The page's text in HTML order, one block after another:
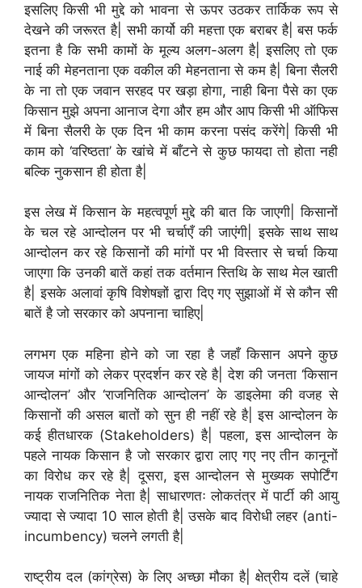
इसलिए किसी भी मुद्दे को भावना से ऊपर उठकर तार्किक रूप से
देखने की जरूरत है| सभी कार्यो की महत्ता एक बराबर है| बस फर्क
इतना है कि सभी कामों के मूल्य अलग-अलग है| इसलिए तो एक
नाई की मेहनताना एक वकील की मेहनताना से कम है| बिना सैलरी
के ना तो एक जवान सरहद पर खड़ा होगा, नाही बिना पैसे का एक
किसान मुझे अपना आनाज देगा और हम और आप किसी भी ऑफिस
में बिना सैलरी के एक दिन भी काम करना पसंद करेंगे| किसी भी
काम को ‘वरिष्ठता’ के खांचे में बाँटने से कुछ फायदा तो होता नही
बल्कि नुकसान ही होता है|
इस लेख में किसान के महत्वपूर्ण मुद्दे की बात कि जाएगी| किसानों
के चल रहे आन्दोलन पर भी चर्चाएँ की जाएंगी| इसके साथ साथ
आन्दोलन कर रहे किसानों की मांगों पर भी विस्तार से चर्चा किया
जाएगा कि उनकी बातें कहां तक वर्तमान स्तिथि के साथ मेल खाती
है| इसके अलावां कृषि विशेषज्ञों द्वारा दिए गए सुझाओं में से कौन सी
बातें है जो सरकार को अपनाना चाहिए|
लगभग एक महिना होने को जा रहा है जहाँ किसान अपने कुछ
जायज मांगों को लेकर प्रदर्शन कर रहे है| देश की जनता ‘किसान
आन्दोलन’ और ‘राजनितिक आन्दोलन’ के डाइलेमा की वजह से
किसानों की असल बातों को सुन ही नहीं रहे है| इस आन्दोलन के
कई हीतधारक (Stakeholders) है| पहला, इस आन्दोलन के
पहले नायक किसान है जो सरकार द्वारा लाए गए नए तीन कानूनों
का विरोध कर रहे है| दूसरा, इस आन्दोलन से मुख्यक सपोर्टिंग
नायक राजनितिक नेता है| साधारणतः लोकतंत्र में पार्टी की आयु
ज्यादा से ज्यादा 10 साल होती है| उसके बाद विरोधी लहर (anti-
incumbency) चलने लगती है|
राष्ट्रीय दल (कांग्रेस) के लिए अच्छा मौका है| क्षेत्रीय दलें (चाहे